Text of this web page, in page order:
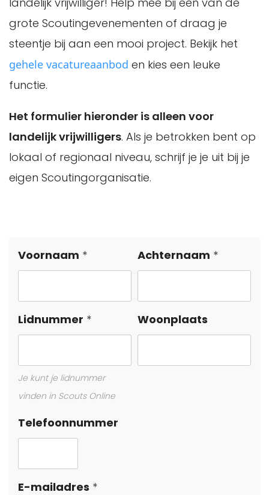
grote Scoutingevenementen of draag je
steentje bij aan een mooi project. Bekijk het
gehele vacatureaanbod en kies een leuke
functie.
Het formulier hieronder is alleen voor
landelijk vrijwilligers. Als je betrokken bent op
lokaal of regionaal niveau, schrijf je je uit bij je
eigen Scoutingorganisatie.
Leave
this
Voornaam Achternaam
Lidnummer
Je kunt je lidnummer
vinden in Scouts Online
Woonplaats
Telefoonnummer
E-mailadres